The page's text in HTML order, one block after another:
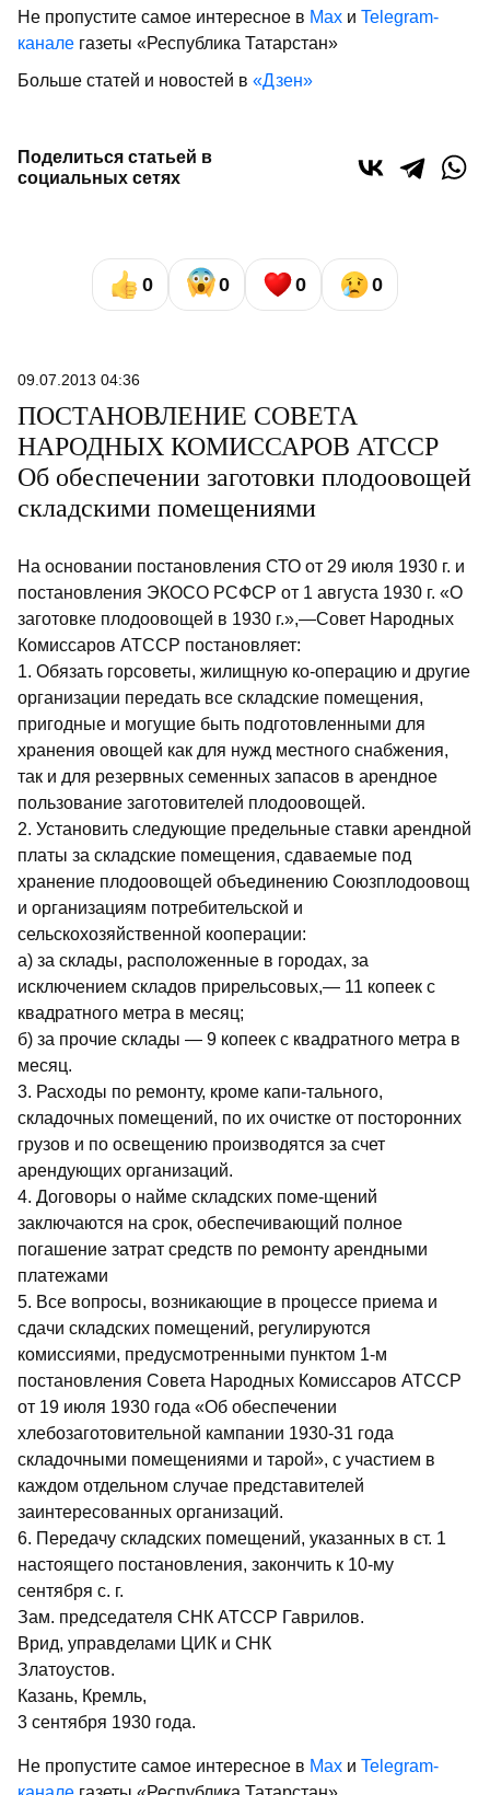
Не пропустите самое интересное в Max и Telegram-
канале газеты «Республика Татарстан»
Больше статей и новостей в «Дзен»
Поделиться статьей в
социальных сетях
0 0 0 0
09.07.2013 04:36
ПОСТАНОВЛЕНИЕ СОВЕТА
НАРОДНЫХ КОМИССАРОВ АТССР
Об обеспечении заготовки плодоовощей
складскими помещениями
На основании постановления СТО от 29 июля 1930 г. и
постановления ЭКОСО РСФСР от 1 августа 1930 г. «О
заготовке плодоовощей в 1930 г.»,—Совет Народных
Комиссаров АТССР постановляет:
1. Обязать горсоветы, жилищную ко-операцию и другие
организации передать все складские помещения,
пригодные и могущие быть подготовленными для
хранения овощей как для нужд местного снабжения,
так и для резервных семенных запасов в арендное
пользование заготовителей плодоовощей.
2. Установить следующие предельные ставки арендной
платы за складские помещения, сдаваемые под
хранение плодоовощей объединению Союзплодоовощ
и организациям потребительской и
сельскохозяйственной кооперации:
а) за склады, расположенные в городах, за
исключением складов прирельсовых,— 11 копеек с
квадратного метра в месяц;
б) за прочие склады — 9 копеек с квадратного метра в
месяц.
3. Расходы по ремонту, кроме капи-тального,
складочных помещений, по их очистке от посторонних
грузов и по освещению производятся за счет
арендующих организаций.
4. Договоры о найме складских поме-щений
заключаются на срок, обеспечивающий полное
погашение затрат средств по ремонту арендными
платежами
5. Все вопросы, возникающие в процессе приема и
сдачи складских помещений, регулируются
комиссиями, предусмотренными пунктом 1-м
постановления Совета Народных Комиссаров АТССР
от 19 июля 1930 года «Об обеспечении
хлебозаготовительной кампании 1930-31 года
складочными помещениями и тарой», с участием в
каждом отдельном случае представителей
заинтересованных организаций.
6. Передачу складских помещений, указанных в ст. 1
настоящего постановления, закончить к 10-му
сентября с. г.
Зам. председателя СНК АТССР Гаврилов.
Врид, управделами ЦИК и СНК
Златоустов.
Казань, Кремль,
3 сентября 1930 года.
Не пропустите самое интересное в Max и Telegram-